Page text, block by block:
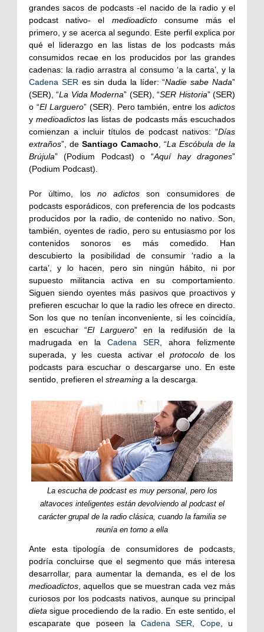
grandes sacos de podcasts -el nacido de la radio y el
podcast nativo- el medioadictoconsume más el
primero, y se acerca al segundo. Este perfil explica por
qué el liderazgo en las listas de los podcasts más
consumidos recae en los producidos por las grandes
cadenas: la radio arrastra al consumo ‘a la carta’, y la
Cadena SERes sin duda la líder: “Nadie sabe Nada”
(SER), “La Vida Moderna” (SER), “SER Historia” (SER)
o “El Larguero” (SER). Pero también, entre los adictos
y medioadictoslas listas de podcasts más escuchados
comienzan a incluir títulos de podcast nativos: “Días
extraños”, de Santiago Camacho, “La Escóbula de la
Brújula” (Podium Podcast) o “Aquí hay dragones”
(Podium Podcast).
Por último, los no adictosson consumidores de
podcasts esporádicos, con preferencia de los podcasts
producidos por la radio, de contenido no nativo. Son,
también, oyentes de radio, pero su entusiasmo por los
contenidos sonoros es más comedido. Han
descubierto la posibilidad de consumir ‘radio a la
carta’, y lo hacen, pero sin ningún hábito, ni por
supuesto militancia activa en su comportamiento.
Siguen siendo oyentes más pasivos que proactivos y
prefieren escuchar lo que la radio les ofrece en directo.
Son los que no tenían inconveniente, si les coincidía,
en escuchar “El Larguero” en la redifusión de la
madrugada en la Cadena SER, ahora felizmente
superada, y les cuesta activar el protocolode los
podcasts para escuchar o descargarse uno. En este
sentido, prefieren el streaming a la descarga.
La escucha de podcast es muy personal, pero los
altavoces inteligentes están devolviendo al podcast el
carácter grupal de la radio clásica, cuando la familia se
reunía en torno a ella
Ante esta tipología de consumidores de podcasts,
podría concluirse que el segmento que más interesa
desarrollar, para aumentar la demanda, es el de los
medioadictos, aquellos que se muestran cada vez más
curiosos por los podcasts nativos, aunque su principal
dieta sigue procediendo de la radio. En este sentido, el
escaparate que poseen laCadena SER, Cope, u